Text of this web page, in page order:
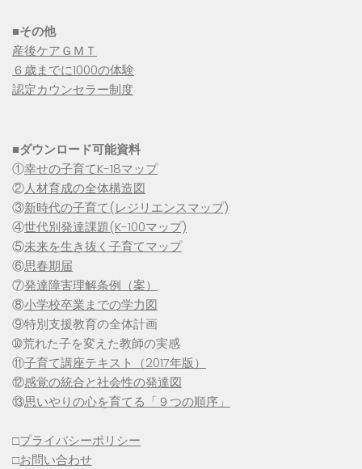
■その他
産後ケアＧＭＴ
６歳までに1000の体験
認定カウンセラー制度
■ダウンロード可能資料
①幸せの子育てK-18マップ
②人材育成の全体構造図
③新時代の子育て(レジリエンスマップ)
④世代別発達課題(K-100マップ)
⑤未来を生き抜く子育てマップ
⑥思春期届
⑦発達障害理解条例（案）
⑧小学校卒業までの学力図
⑨特別支援教育の全体計画
➉荒れた子を変えた教師の実感
⑪子育て講座テキスト（2017年版）
⑫感覚の統合と社会性の発達図
⑬思いやりの心を育てる「９つの順序」
□プライバシーポリシー
□お問い合わせ